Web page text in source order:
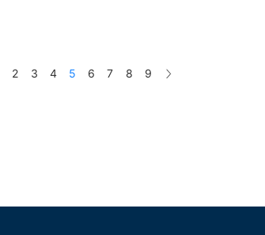
的贡献和创新，帮助更多人更充分了解开源
业负责人和专家撰写署名文章，分享对开源技
2 3 4 5 6 7 8 9